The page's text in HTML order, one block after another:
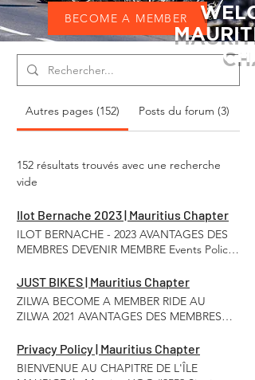
Autres pages (152) Posts du forum (3)
152 résultats trouvés avec une recherche
vide
Ilot Bernache 2023 | Mauritius Chapter
ILOT BERNACHE - 2023 AVANTAGES DES
MEMBRES DEVENIR MEMBRE Events Policy
TODAY ENQUIRE HERE
JUST BIKES | Mauritius Chapter
ZILWA BECOME A MEMBER RIDE AU
ZILWA 2021 AVANTAGES DES MEMBRES
Policy Contact BECOME A MEMBER TODAY
ENQUIRE HERE
Privacy Policy | Mauritius Chapter
BIENVENUE AU CHAPITRE DE L'ÎLE
BECOME A MEMBER